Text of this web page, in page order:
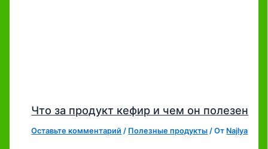
Что за продукт кефир и чем он полезен
Оставьте комментарий / Полезные продукты / От Najlya